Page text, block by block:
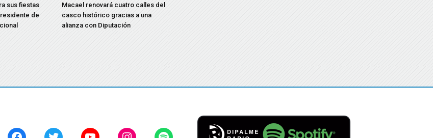
sus fiestas
de
Macael renovará cuatro calles del
casco histórico gracias a una
alianza con Diputación